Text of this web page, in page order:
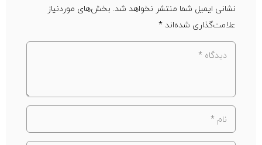
نشانی ایمیل شما منتشر نخواهد شد. بخش‌های موردنیاز
علامت‌گذاری شده‌اند*